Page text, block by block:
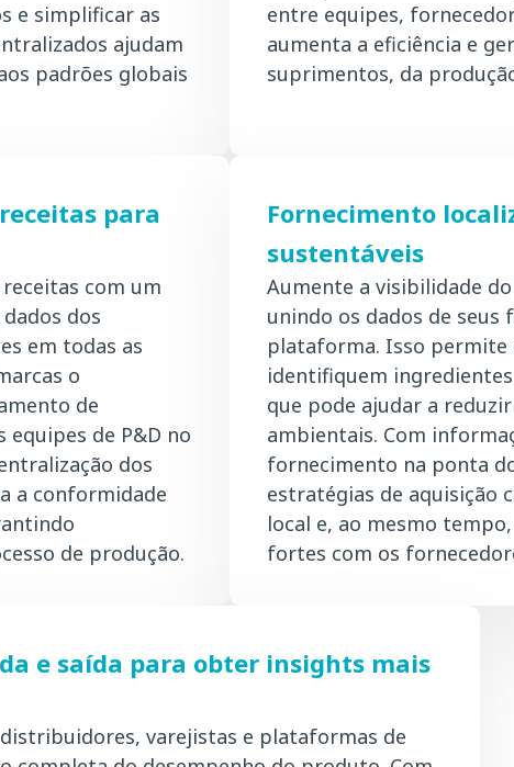
e simplificar as
ajudam
padrões globais
entre equipes,
aumenta a eficiência e
suprimentos, da
para
com um
dos
em todas as
o
de
de P&D no
dos
a conformidade
de produção.
Fornecimento
sustentáveis
Aumente a visibilidade
unindo os dados de seus
plataforma. Isso permite
identifiquem
que pode ajudar a
ambientais. Com
fornecimento na ponta
estratégias de aquisição
local e, ao mesmo
fortes com os
e saída para obter insights mais
varejistas e plataformas de